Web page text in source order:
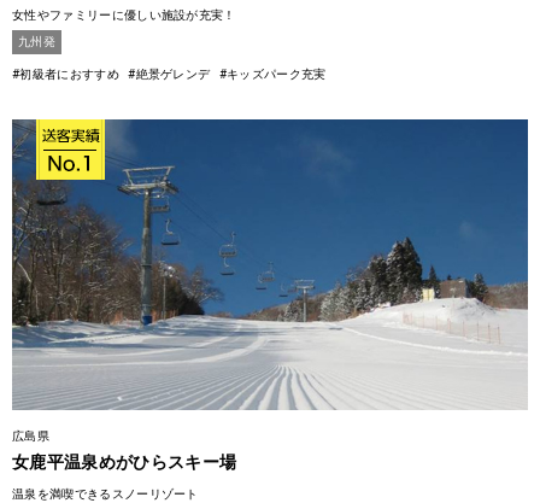
女性やファミリーに優しい施設が充実！
九州発
#初級者におすすめ #絶景ゲレンデ #キッズパーク充実
広島県
女鹿平温泉めがひらスキー場
温泉を満喫できるスノーリゾート